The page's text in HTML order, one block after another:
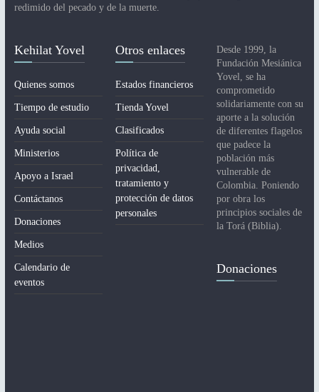
redimido del pecado y de la muerte.
Kehilat Yovel
Quienes somos
Tiempo de estudio
Ayuda social
Ministerios
Apoyo a Israel
Contáctanos
Donaciones
Medios
Calendario de
eventos
Otros enlaces
Estados financieros
Tienda Yovel
Clasificados
Política de
privacidad,
tratamiento y
protección de datos
personales
Desde 1999, la
Fundación Mesiánica
Yovel, se ha
comprometido
solidariamente con su
aporte a la solución
de diferentes flagelos
que padece la
población más
vulnerable de
Colombia. Poniendo
por obra los
principios sociales de
la Torá (Biblia).
Donaciones